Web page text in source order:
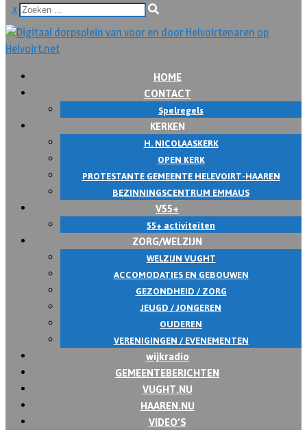
x
HOME
CONTACT
Spelregels
KERKEN
H. NICOLAASKERK
OPEN KERK
PROTESTANTE GEMEENTE HELEVOIRT-HAAREN
BEZINNINGSCENTRUM EMMAUS
V55+
55+ activiteiten
ZORG/WELZIJN
WELZIJN VUGHT
ACCOMODATIES EN GEBOUWEN
GEZONDHEID / ZORG
JEUGD / JONGEREN
OUDEREN
VERENIGINGEN / EVENEMENTEN
wijkradio
GEMEENTEBERICHTEN
VUGHT.NU
HAAREN.NU
VIDEO’S